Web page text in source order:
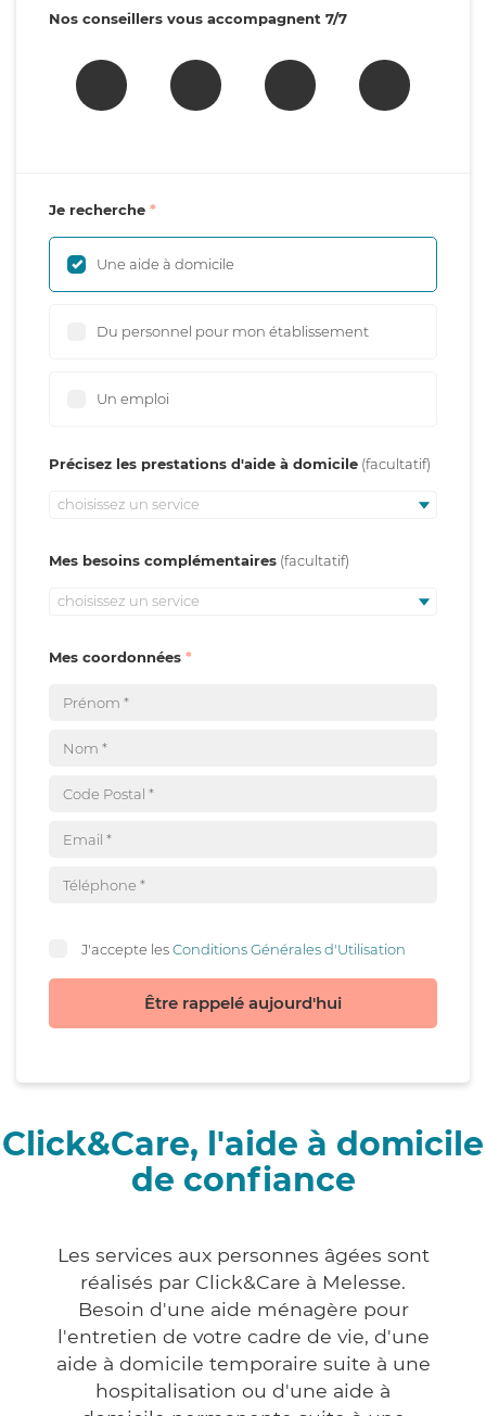
Nos conseillers vous accompagnent 7/7
Je recherche
Une aide à domicile
Du personnel pour mon établissement
Un emploi
Précisez les prestations d'aide à domicile
choisissez un service
Mes besoins complémentaires
choisissez un service
Mes coordonnées
J'accepte lesConditions Générales d'Utilisation
Être rappelé aujourd'hui
Click&Care, l'aide à domicile
de confiance
Les services aux personnes âgées sont
réalisés par Click&Care à Melesse.
Besoin d'une aide ménagère pour
l'entretien de votre cadre de vie, d'une
aide à domicile temporaire suite à une
hospitalisation ou d'une aide à